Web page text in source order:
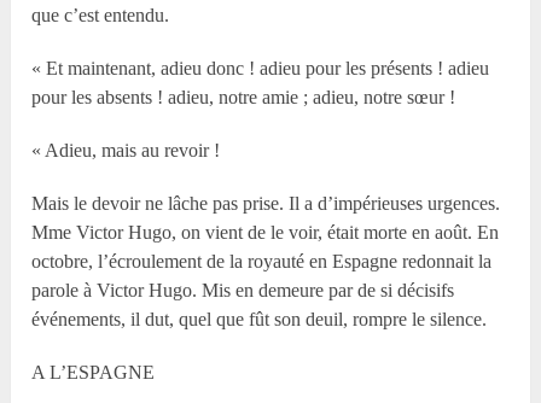
que c’est entendu.
« Et maintenant, adieu donc ! adieu pour les présents ! adieu
pour les absents ! adieu, notre amie ; adieu, notre sœur !
« Adieu, mais au revoir !
Mais le devoir ne lâche pas prise. Il a d’impérieuses urgences.
Mme Victor Hugo, on vient de le voir, était morte en août. En
octobre, l’écroulement de la royauté en Espagne redonnait la
parole à Victor Hugo. Mis en demeure par de si décisifs
événements, il dut, quel que fût son deuil, rompre le silence.
A L’ESPAGNE